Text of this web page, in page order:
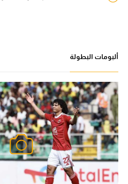
ألبومات البطولة